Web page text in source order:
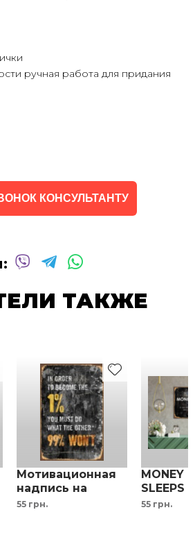
ручная работа для придания
КОНСУЛЬТАНТУ
ТАКЖЕ
Мотивационная
надпись на
металле черный
55 грн.
MONEY
SLEEPS
55 грн.